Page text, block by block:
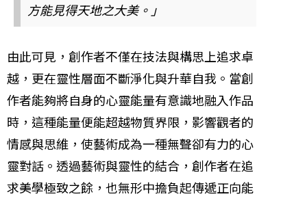
方能見得天地之大美。」
由此可見，創作者不僅在技法與構思上追求卓
越，更在靈性層面不斷淨化與升華自我。當創
作者能夠將自身的心靈能量有意識地融入作品
時，這種能量便能超越物質界限，影響觀者的
情感與思維，使藝術成為一種無聲卻有力的心
靈對話。透過藝術與靈性的結合，創作者在追
求美學極致之餘，也無形中擔負起傳遞正向能